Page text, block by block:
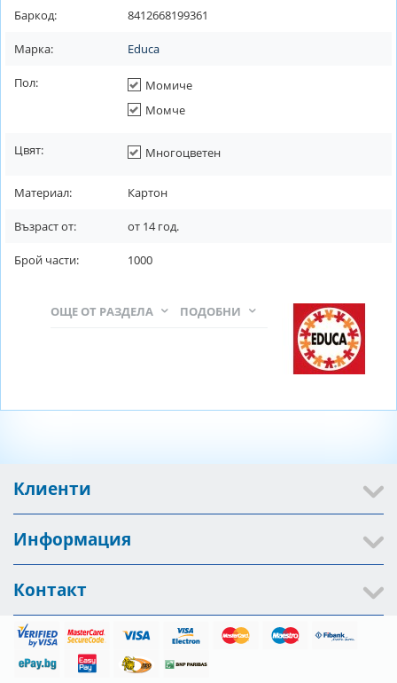
Баркод: 8412668199361
Марка: Educa
Пол:
Момиче
Момче
Цвят: Многоцветен
Материал: Картон
Възраст от: от 14год.
Брой части: 1000
ПОДОБНИ
ОЩЕ ОТ РАЗДЕЛА
Клиенти
Информация
Контакт